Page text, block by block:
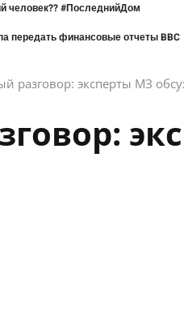
человек?? #ПоследнийДом
передать финансовые отчеты BBC
разговор: эксперты МЗ